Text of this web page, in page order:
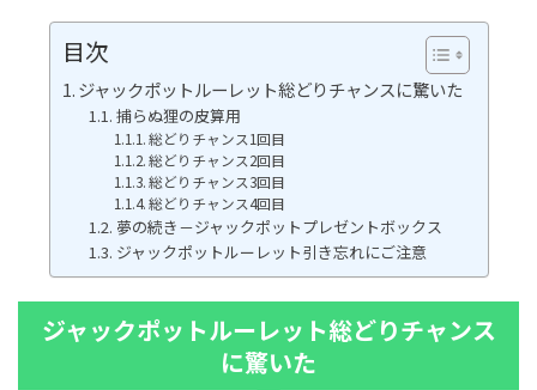
目次
ジャックポットルーレット総どりチャンスに驚いた
捕らぬ狸の皮算用
総どりチャンス1回目
総どりチャンス2回目
総どりチャンス3回目
総どりチャンス4回目
夢の続き－ジャックポットプレゼントボックス
ジャックポットルーレット引き忘れにご注意
ジャックポットルーレット総どりチャンス
に驚いた